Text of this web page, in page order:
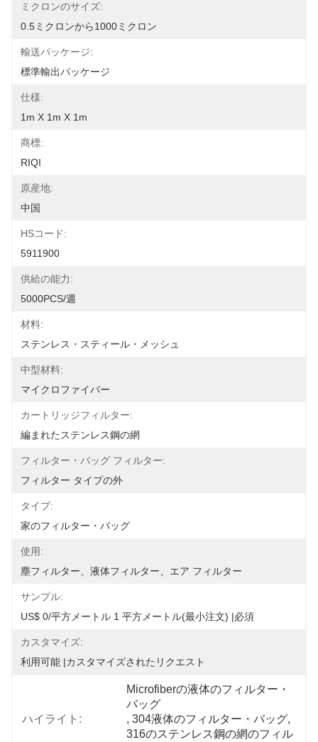
ミクロンのサイズ:
0.5ミクロンから1000ミクロン
輸送パッケージ:
標準輸出パッケージ
仕様:
1m X 1m X 1m
商標:
RIQI
原産地:
中国
HSコード:
5911900
供給の能力:
5000PCS/週
材料:
ステンレス・スティール・メッシュ
中型材料:
マイクロファイバー
カートリッジフィルター:
編まれたステンレス鋼の網
フィルター・バッグ フィルター:
フィルター タイプの外
タイプ:
家のフィルター・バッグ
使用:
塵フィルター、液体フィルター、エア フィルター
サンプル:
US$ 0/平方メートル 1 平方メートル(最小注文) |必須
カスタマイズ:
利用可能 |カスタマイズされたリクエスト
ハイライト:
Microfiberの液体のフィルター・
バッグ
, 304液体のフィルター・バッグ,
316のステンレス鋼の網のフィル